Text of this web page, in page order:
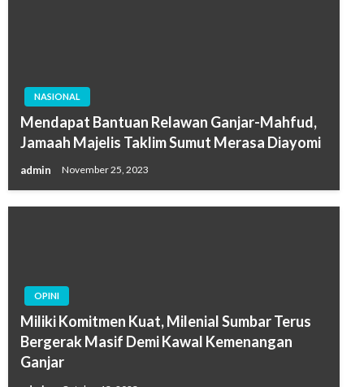
NASIONAL
Mendapat Bantuan Relawan Ganjar-Mahfud,
Jamaah Majelis Taklim Sumut Merasa Diayomi
admin November 25, 2023
OPINI
Miliki Komitmen Kuat, Milenial Sumbar Terus
Bergerak Masif Demi Kawal Kemenangan
Ganjar